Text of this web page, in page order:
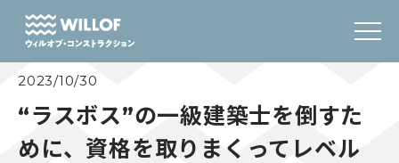
2023/10/30
“ラスボス”の一級建築士を倒すた
めに、資格を取りまくってレベル